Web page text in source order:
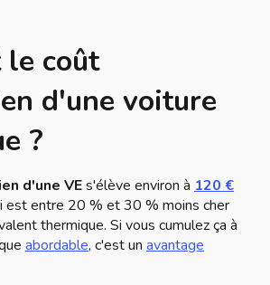
le coût
d'une voiture
?
d'une VEs'élève environ à 120 €
est entre 20 % et 30 % moins cher
thermique. Si vous cumulez ça à
abordable, c'est un avantage